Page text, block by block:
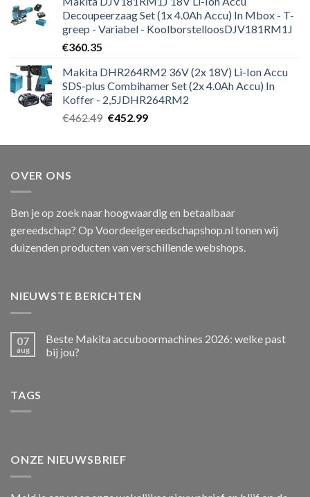
Decoupeerzaag Set (1x 4.0Ah Accu) In Mbox - T-
greep - Variabel - KoolborstelloosDJV181RM1J
€360.35
Makita DHR264RM2 36V (2x 18V) Li-Ion Accu
SDS-plus Combihamer Set (2x 4.0Ah Accu) In
Koffer - 2,5JDHR264RM2
€462.49 Oorspronkelijke
was:
€452.99Huidige
is:
OVER ONS
Ben je op zoek naar hoogwaardig en betaalbaar
gereedschap? Op Voordeelgereedschapshop.nl tonen wij
duizenden producten van verschillende webshops.
NIEUWSTE BERICHTEN
07
aug
Beste Makita accuboormachines 2026: welke past
bij jou?
TAGS
ONZE NIEUWSBRIEF